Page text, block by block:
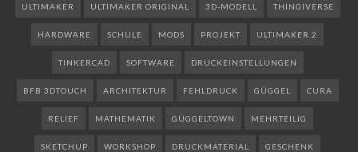
ULTIMAKER ULTIMAKER ORIGINAL 3D-MODELL THINGIVERSE
HARDWARE SCHULE MODS PROJEKT ULTIMAKER 2
TINKERCAD SOFTWARE DRUCKEINSTELLUNGEN
BFB 3DTOUCH ARCHITEKTUR FEHLDRUCK GÜGGEL CURA
RELIEF MATHEMATIK GÜGGELTOWN MEHRTEILIG
SKETCHUP WORKSHOP DRUCKMATERIAL GESCHENK